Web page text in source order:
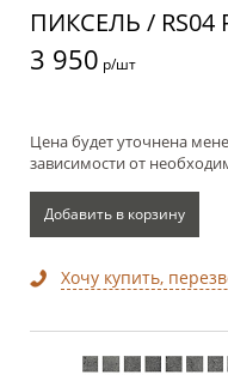
ПИКСЕЛЬ / RS04
3 950 р/шт
Цена будет уточнена
зависимости от
Добавить в корзину
Хочу купить,